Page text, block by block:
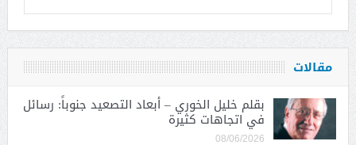
مقالات
بقلم خليل الخوري – أبعاد التصعيد جنوباً: رسائل
في اتجاهات كثيرة
08/06/2026